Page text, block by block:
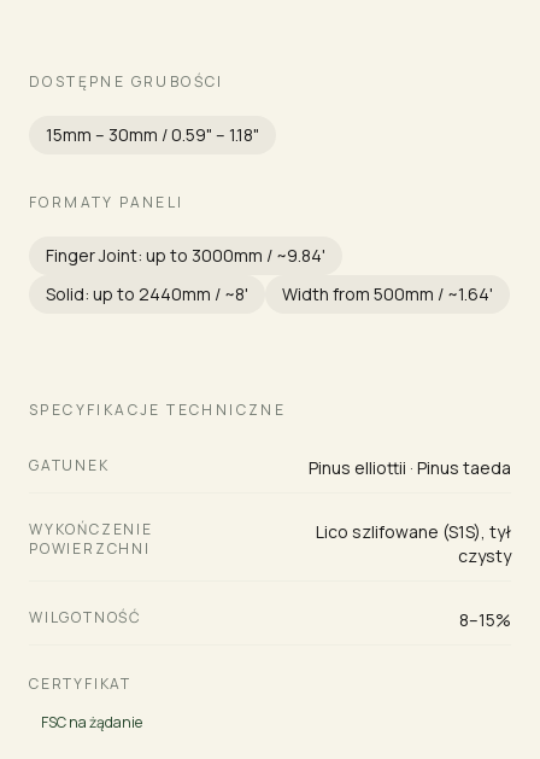
DOSTĘPNE GRUBOŚCI
15mm – 30mm / 0.59" – 1.18"
FORMATY PANELI
Finger Joint: up to 3000mm / ~9.84'
Solid: up to 2440mm / ~8'
Width from 500mm / ~1.64'
SPECYFIKACJE TECHNICZNE
GATUNEK Pinus elliottii · Pinus taeda
WYKOŃCZENIE
POWIERZCHNI
Lico szlifowane (S1S), tył
czysty
WILGOTNOŚĆ 8–15%
CERTYFIKAT
FSC na żądanie